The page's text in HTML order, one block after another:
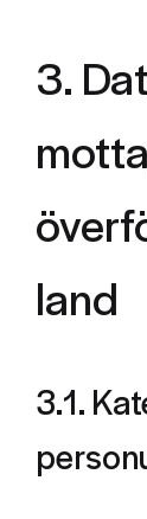
3.
land
3.1.